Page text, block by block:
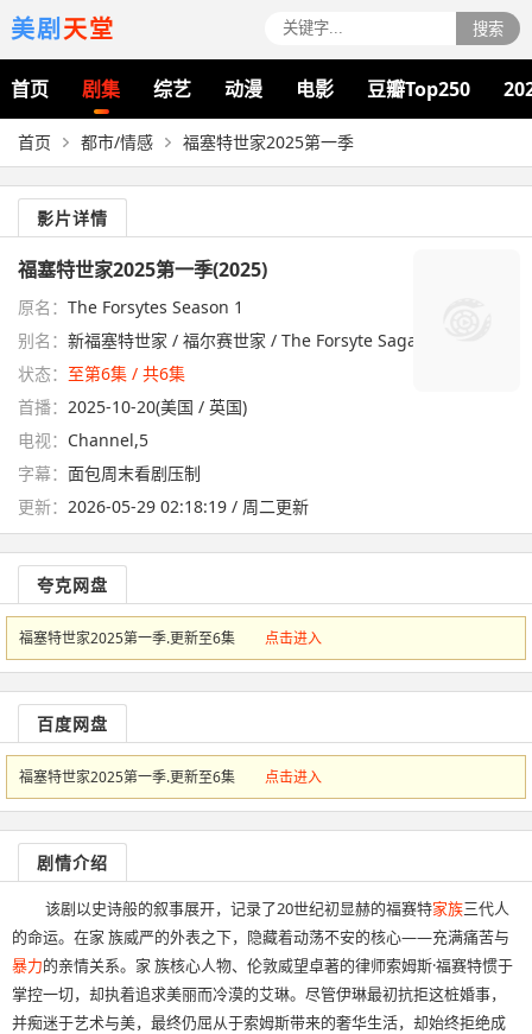
美剧天堂 搜索
首页 剧集 综艺 动漫 电影 豆瓣Top250
首页 都市/情感 福塞特世家2025第一季
影片详情
福塞特世家2025第一季(2025)
原名： The Forsytes Season 1
别名： 新福塞特世家 / 福尔赛世家 / The Forsyte Saga
状态： 至第6集 / 共6集
首播： 2025-10-20(美国 / 英国)
电视： Channel,5
字幕： 面包周末看剧压制
更新： 2026-05-29 02:18:19 / 周二更新
夸克网盘
福塞特世家2025第一季.更新至6集 点击进入
百度网盘
福塞特世家2025第一季.更新至6集 点击进入
剧情介绍
该剧以史诗般的叙事展开，记录了20世纪初显赫的福赛特家族三代人
的命运。在家 族威严的外表之下，隐藏着动荡不安的核心——充满痛苦与
暴力的亲情关系。家 族核心人物、伦敦威望卓著的律师索姆斯·福赛特惯于
掌控一切，却执着追求美丽而冷漠的艾琳。尽管伊琳最初抗拒这桩婚事，
并痴迷于艺术与美，最终仍屈从于索姆斯带来的奢华生活，却始终拒绝成